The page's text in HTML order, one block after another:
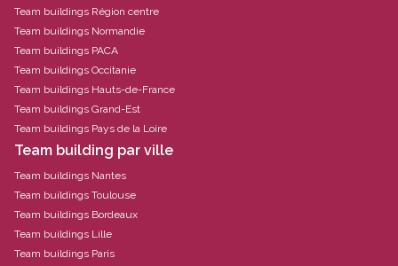
Team buildings Région centre
Team buildings Normandie
Team buildings PACA
Team buildings Occitanie
Team buildings Hauts-de-France
Team buildings Grand-Est
Team buildings Pays de la Loire
Team building par ville
Team buildings Nantes
Team buildings Toulouse
Team buildings Bordeaux
Team buildings Lille
Team buildings Paris